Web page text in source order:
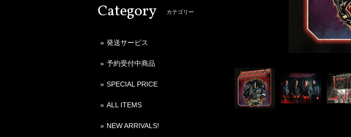
Category カテゴリー
発送サービス
予約受付中商品
SPECIAL PRICE
ALL ITEMS
NEW ARRIVALS!